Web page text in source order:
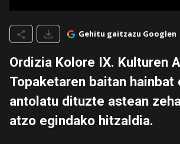
Gehitu gaitzazu Googlen
Ordizia Kolore IX. Kulturen
Topaketaren baitan hainbat
antolatu dituzte astean
atzo egindako hitzaldia.